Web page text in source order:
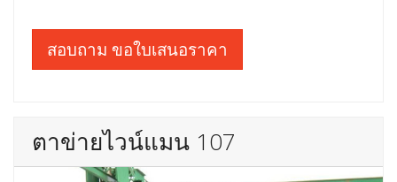
สอบถาม ขอใบเสนอราคา
ตาข่ายไวน์แมน 107